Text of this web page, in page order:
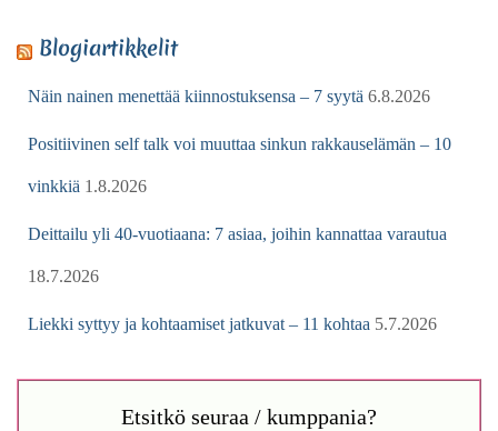
Blogiartikkelit
Näin nainen menettää kiinnostuksensa – 7 syytä 6.8.2026
Positiivinen self talk voi muuttaa sinkun rakkauselämän – 10
vinkkiä 1.8.2026
Deittailu yli 40-vuotiaana: 7 asiaa, joihin kannattaa varautua
18.7.2026
Liekki syttyy ja kohtaamiset jatkuvat – 11 kohtaa 5.7.2026
Etsitkö seuraa / kumppania?